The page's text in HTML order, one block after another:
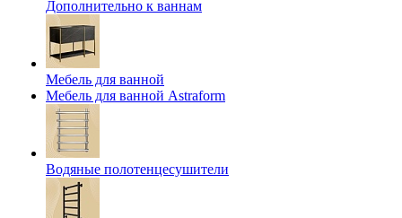
Дополнительно к ваннам
Мебель для ванной
Мебель для ванной Astraform
Водяные полотенцесушители